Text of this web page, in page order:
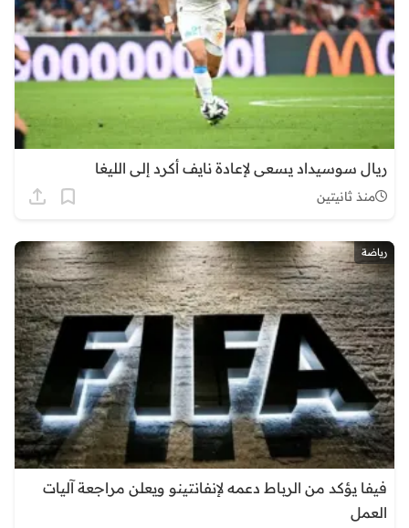
ريال سوسيداد يسعى لإعادة نايف أكرد إلى الليغا
منذ ثانيتين
رياضة
فيفا يؤكد من الرباط دعمه لإنفانتينو ويعلن مراجعة آليات
العمل